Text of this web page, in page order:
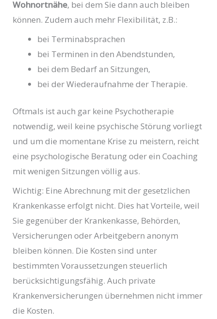
Wohnortnähe, bei dem Sie dann auch bleiben
können. Zudem auch mehr Flexibilität, z.B.:
bei Terminabsprachen
bei Terminen in den Abendstunden,
bei dem Bedarf an Sitzungen,
bei der Wiederaufnahme der Therapie.
Oftmals ist auch gar keine Psychotherapie
notwendig, weil keine psychische Störung vorliegt
und um die momentane Krise zu meistern, reicht
eine psychologische Beratung oder ein Coaching
mit wenigen Sitzungen völlig aus.
Wichtig: Eine Abrechnung mit der gesetzlichen
Krankenkasse erfolgt nicht. Dies hat Vorteile, weil
Sie gegenüber der Krankenkasse, Behörden,
Versicherungen oder Arbeitgebern anonym
bleiben können. Die Kosten sind unter
bestimmten Voraussetzungen steuerlich
berücksichtigungsfähig. Auch private
Krankenversicherungen übernehmen nicht immer
die Kosten.